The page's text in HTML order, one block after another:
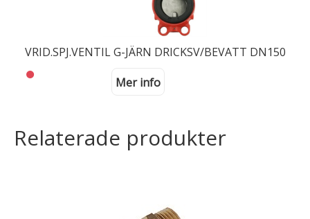
VRID.SPJ.VENTIL G-JÄRN DRICKSV/BEVATT DN150
Mer info
Relaterade produkter